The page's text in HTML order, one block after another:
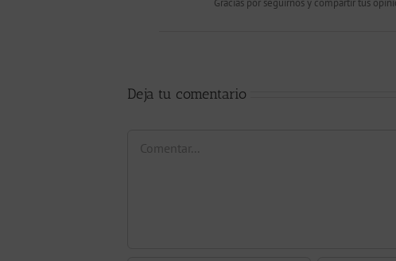
Gracias por seguirnos y compartir tus
Deja tu comentario